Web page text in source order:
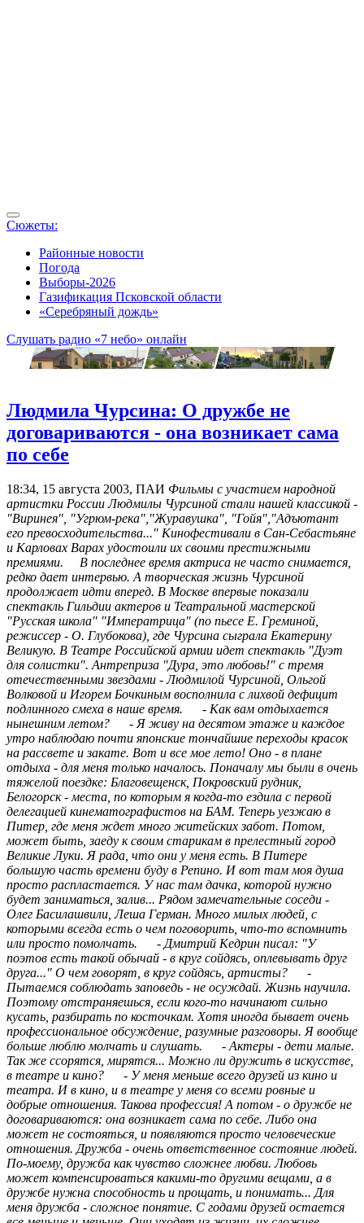
Сюжеты:
Районные новости
Погода
Выборы-2026
Газификация Псковской области
«Серебряный дождь»
Слушать радио «7 небо» онлайн
Людмила Чурсина: О дружбе не
договариваются - она возникает сама
по себе
18:34, 15 августа 2003, ПАИ Фильмы с участием народной
артистки России Людмилы Чурсиной стали нашей классикой -
"Виринея", "Угрюм-река","Журавушка", "Гойя","Адъютант
его превосходительства..." Кинофестивали в Сан-Себастьяне
и Карловах Варах удостоили их своими престижными
премиями. В последнее время актриса не часто снимается,
редко дает интервью. А творческая жизнь Чурсиной
продолжает идти вперед. В Москве впервые показали
спектакль Гильдии актеров и Театральной мастерской
"Русская школа" "Императрица" (по пьесе Е. Греминой,
режиссер - О. Глубокова), где Чурсина сыграла Екатерину
Великую. В Театре Российской армии идет спектакль "Дуэт
для солистки". Антреприза "Дура, это любовь!" с тремя
отечественными звездами - Людмилой Чурсиной, Ольгой
Волковой и Игорем Бочкиным восполнила с лихвой дефицит
подлинного смеха в наше время. - Как вам отдыхается
нынешним летом? - Я живу на десятом этаже и каждое
утро наблюдаю почти японские тончайшие переходы красок
на рассвете и закате. Вот и все мое лето! Оно - в плане
отдыха - для меня только началось. Поначалу мы были в очень
тяжелой поездке: Благовещенск, Покровский рудник,
Белогорск - места, по которым я когда-то ездила с первой
делегацией кинематографистов на БАМ. Теперь уезжаю в
Питер, где меня ждет много житейских забот. Потом,
может быть, заеду к своим старикам в прелестный город
Великие Луки. Я рада, что они у меня есть. В Питере
большую часть времени буду в Репино. И вот там моя душа
просто распластается. У нас там дачка, которой нужно
будет заниматься, залив... Рядом замечательные соседи -
Олег Басилашвили, Леша Герман. Много милых людей, с
которыми всегда есть о чем поговорить, что-то вспомнить
или просто помолчать. - Дмитрий Кедрин писал: "У
поэтов есть такой обычай - в круг сойдясь, оплевывать друг
друга..." О чем говорят, в круг сойдясь, артисты? -
Пытаемся соблюдать заповедь - не осуждай. Жизнь научила.
Поэтому отстраняешься, если кого-то начинают сильно
кусать, разбирать по косточкам. Хотя иногда бывает очень
профессиональное обсуждение, разумные разговоры. Я вообще
больше люблю молчать и слушать. - Актеры - дети малые.
Так же ссорятся, мирятся... Можно ли дружить в искусстве,
в театре и кино? - У меня меньше всего друзей из кино и
театра. И в кино, и в театре у меня со всеми ровные и
добрые отношения. Такова профессия! А потом - о дружбе не
договариваются: она возникает сама по себе. Либо она
может не состояться, и появляются просто человеческие
отношения. Дружба - очень ответственное состояние людей.
По-моему, дружба как чувство сложнее любви. Любовь
может компенсироваться какими-то другими вещами, а в
дружбе нужна способность и прощать, и понимать... Для
меня дружба - сложное понятие. С годами друзей остается